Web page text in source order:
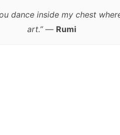
dance inside my chest
art.”— Rumi